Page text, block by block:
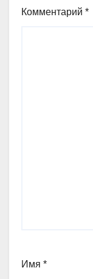
Комментарий *
Имя *